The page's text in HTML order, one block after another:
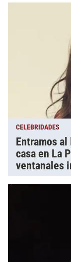
CELEBRIDADES
Entramos
casa en La
ventanales